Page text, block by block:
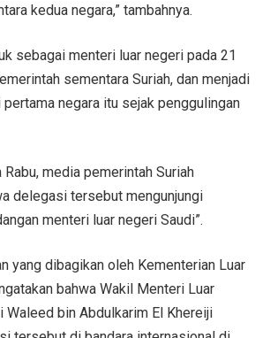
kedua negara,” tambahnya.
sebagai menteri luar negeri pada 21
sementara Suriah, dan menjadi
negara itu sejak penggulingan
media pemerintah Suriah
delegasi tersebut mengunjungi
menteri luar negeri Saudi”.
yang dibagikan oleh Kementerian Luar
bahwa Wakil Menteri Luar
Waleed bin Abdulkarim El Khereiji